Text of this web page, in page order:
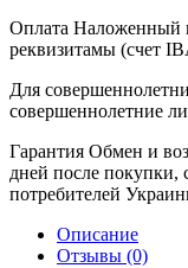
Оплата Наложенный
реквизитамы (счет
Для
совершеннолетние
Гарантия Обмен и
дней после покупки,
потребителей
Описание
Отзывы (0)